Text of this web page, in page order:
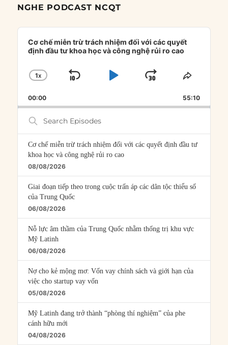
NGHE PODCAST NCQT
Audio
Player
Cơ chế miễn trừ trách nhiệm đối với các quyết
định đầu tư khoa học và công nghệ rủi ro cao
CHANGE
RATE
1X
SKIP
PLAYJUMP
FORWARD
SHARE
00:00 55:10
Search
Episodes
Cơ chế miễn trừ trách nhiệm đối với các quyết định đầu tư
khoa học và công nghệ rủi ro cao
08/08/2026
Giai đoạn tiếp theo trong cuộc trấn áp các dân tộc thiểu số
của Trung Quốc
06/08/2026
Nỗ lực âm thầm của Trung Quốc nhằm thống trị khu vực
Mỹ Latinh
06/08/2026
Nợ cho kẻ mộng mơ: Vốn vay chính sách và giới hạn của
việc cho startup vay vốn
05/08/2026
Mỹ Latinh đang trở thành “phòng thí nghiệm” của phe
cánh hữu mới
04/08/2026